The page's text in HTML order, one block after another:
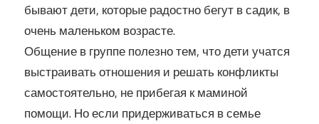
бывают дети, которые радостно бегут в садик, в
очень маленьком возрасте.
Общение в группе полезно тем, что дети учатся
выстраивать отношения и решать конфликты
самостоятельно, не прибегая к маминой
помощи. Но если придерживаться в семье